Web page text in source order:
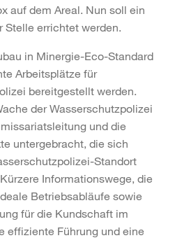
auf dem Areal. Nun soll ein
errichtet werden.
in Minergie-Eco-Standard
Arbeitsplätze für
bereitgestellt werden.
der Wasserschutzpolizei
und die
untergebracht, die sich
Standort
Informationswege, die
Betriebsabläufe sowie
für die Kundschaft im
effiziente Führung und eine